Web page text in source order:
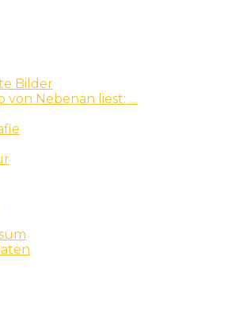
Bilder
von Nebenan liest: …